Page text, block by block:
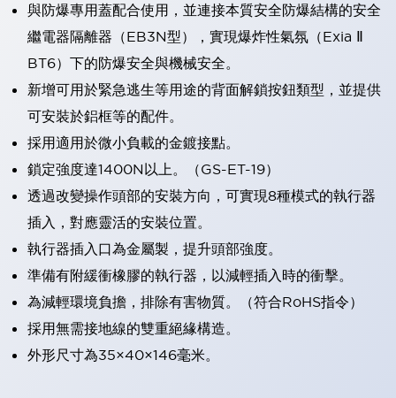
與防爆專用蓋配合使用，並連接本質安全防爆結構的安全
繼電器隔離器（EB3N型），實現爆炸性氣氛（Exia Ⅱ
BT6）下的防爆安全與機械安全。
新增可用於緊急逃生等用途的背面解鎖按鈕類型，並提供
可安裝於鋁框等的配件。
採用適用於微小負載的金鍍接點。
鎖定強度達1400N以上。（GS-ET-19）
透過改變操作頭部的安裝方向，可實現8種模式的執行器
插入，對應靈活的安裝位置。
執行器插入口為金屬製，提升頭部強度。
準備有附緩衝橡膠的執行器，以減輕插入時的衝擊。
為減輕環境負擔，排除有害物質。（符合RoHS指令）
採用無需接地線的雙重絕緣構造。
外形尺寸為35×40×146毫米。